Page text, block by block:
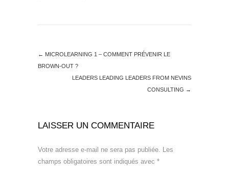
← MICROLEARNING 1 – COMMENT PRÉVENIR LE
BROWN-OUT ?
LEADERS LEADING LEADERS FROM NEVINS
CONSULTING →
LAISSER UN COMMENTAIRE
Votre adresse e-mail ne sera pas publiée. Les
champs obligatoires sont indiqués avec *